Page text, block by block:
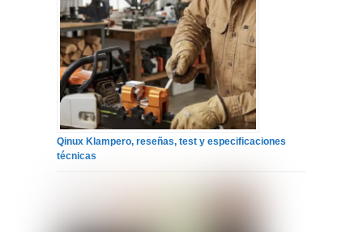
Qinux Klampero, reseñas, test y especificaciones
técnicas